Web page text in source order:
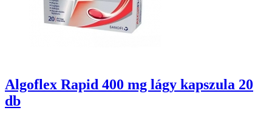
Algoflex Rapid 400 mg lágy kapszula 20
db